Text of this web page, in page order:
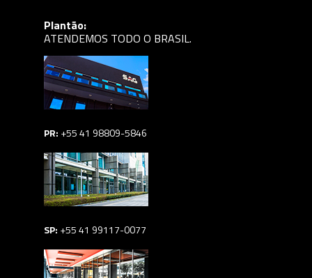
Plantão:
ATENDEMOS TODO O BRASIL.
PR: +55 41 98809-5846
SP: +55 41 99117-0077